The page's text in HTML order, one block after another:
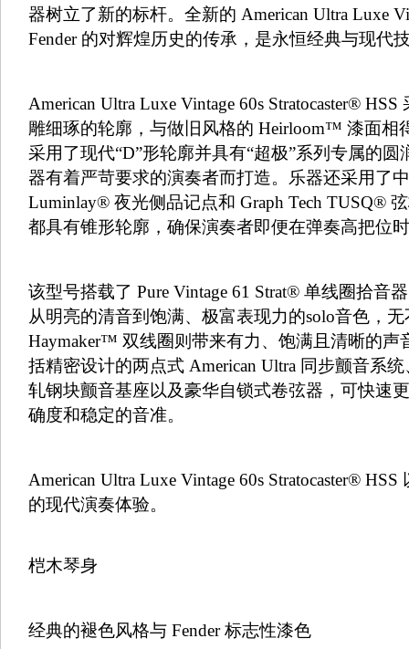
器树立了新的标杆。全新的 American Ultra Luxe
Fender 的对辉煌历史的传承，是永恒经典与现代
American Ultra Luxe Vintage 60s Stratocaster®
雕细琢的轮廓，与做旧风格的 Heirloom™ 漆面相
采用了现代“D”形轮廓并具有“超极”系列专属的
器有着严苛要求的演奏者而打造。乐器还采用了
Luminlay® 夜光侧品记点和 Graph Tech TUSQ®
都具有锥形轮廓，确保演奏者即便在弹奏高把位
该型号搭载了 Pure Vintage 61 Strat® 单线圈拾音
从明亮的清音到饱满、极富表现力的solo音色，
Haymaker™ 双线圈则带来有力、饱满且清晰的声
括精密设计的两点式 American Ultra 同步颤音系
轧钢块颤音基座以及豪华自锁式卷弦器，可快速
确度和稳定的音准。
American Ultra Luxe Vintage 60s Stratocaster®
的现代演奏体验。
桤木琴身
经典的褪色风格与 Fender 标志性漆色